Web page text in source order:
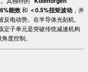
能效​​ 和 ​ ​＜0.5%扭矩波动​ ​，并
电动势。在半导体光刻机、
定子单元是突破传统减速机构
度控制。